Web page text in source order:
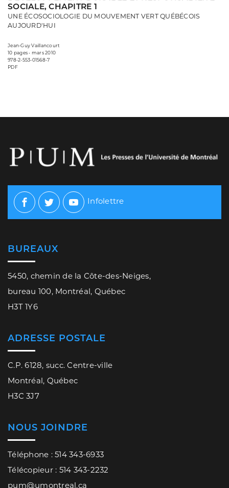
SOCIALE, CHAPITRE 1
UNE ÉCOSOCIOLOGIE DU MOUVEMENT VERT QUÉBÉCOIS
AUJOURD'HUI
Jean-Guy Vaillancourt
10 pages • mars 2010
978-2-553-01568-7
PDF
Facebook
TwitterYoutube
Infolettre
BUREAUX
5450, chemin de la Côte-des-Neiges,
bureau 100, Montréal, Québec
H3T 1Y6
ADRESSE POSTALE
C.P. 6128, succ. Centre-ville
Montréal, Québec
H3C 3J7
NOUS JOINDRE
Téléphone : 514 343-6933
Télécopieur : 514 343-2232
pum@umontreal.ca